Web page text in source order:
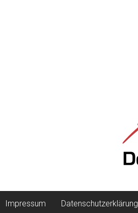
Impressum Datenschutzerklärung